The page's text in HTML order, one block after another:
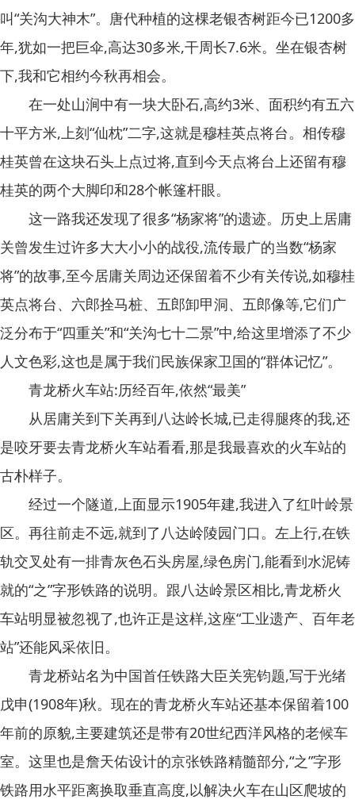
叫“关沟大神木”。唐代种植的这棵老银杏树距今已1200多
年,犹如一把巨伞,高达30多米,干周长7.6米。坐在银杏树
下,我和它相约今秋再相会。
在一处山涧中有一块大卧石,高约3米、面积约有五六
十平方米,上刻“仙枕”二字,这就是穆桂英点将台。相传穆
桂英曾在这块石头上点过将,直到今天点将台上还留有穆
桂英的两个大脚印和28个帐篷杆眼。
这一路我还发现了很多“杨家将”的遗迹。历史上居庸
关曾发生过许多大大小小的战役,流传最广的当数“杨家
将”的故事,至今居庸关周边还保留着不少有关传说,如穆桂
英点将台、六郎拴马桩、五郎卸甲洞、五郎像等,它们广
泛分布于“四重关”和“关沟七十二景”中,给这里增添了不少
人文色彩,这也是属于我们民族保家卫国的“群体记忆”。
青龙桥火车站:历经百年,依然“最美”
从居庸关到下关再到八达岭长城,已走得腿疼的我,还
是咬牙要去青龙桥火车站看看,那是我最喜欢的火车站的
古朴样子。
经过一个隧道,上面显示1905年建,我进入了红叶岭景
区。再往前走不远,就到了八达岭陵园门口。左上行,在铁
轨交叉处有一排青灰色石头房屋,绿色房门,能看到水泥铸
就的“之”字形铁路的说明。跟八达岭景区相比,青龙桥火
车站明显被忽视了,也许正是这样,这座“工业遗产、百年老
站”还能风采依旧。
青龙桥站名为中国首任铁路大臣关宪钧题,写于光绪
戊申(1908年)秋。现在的青龙桥火车站还基本保留着100
年前的原貌,主要建筑还是带有20世纪西洋风格的老候车
室。这里也是詹天佑设计的京张铁路精髓部分,“之”字形
铁路用水平距离换取垂直高度,以解决火车在山区爬坡的